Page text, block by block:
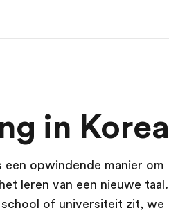
Bekijk alles dat we doen
in Korea
een opwindende manier om
leren van een nieuwe taal.
of universiteit zit, we